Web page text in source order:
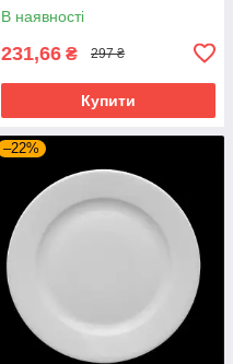
В наявності
231,66 ₴ 297 ₴
Купити
–22%